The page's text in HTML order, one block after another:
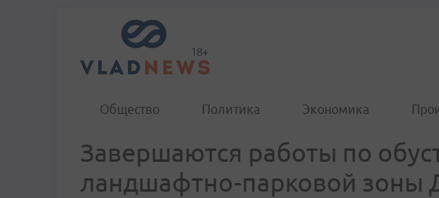
Общество Политика Экономика
Завершаются работы по
ландшафтно-парковой зоны